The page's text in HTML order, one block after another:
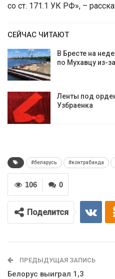
со ст. 171.1 УК РФ», –
СЕЙЧАС ЧИТАЮТ
В Бресте на
по Мухавцу из-
Ленты под
Узбраенка
#беларусь #контрабанда
0
106
Поделится
ПРЕДЫДУЩАЯ ЗАПИСЬ
Белорус выиграл 1,3